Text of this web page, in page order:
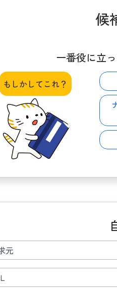
候
一番役に立
もしかしてこれ？